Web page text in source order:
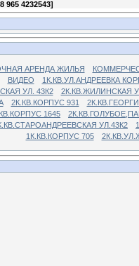
4232543]
АРЕНДА ЖИЛЬЯ
ВИДЕО
1К.КВ.УЛ.АНДРЕЕВКА
УЛ. 43К2
2К.КВ.ЖИЛИНСКАЯ
2К.КВ.КОРПУС 931
1645
УЛ.43К2
1К.КВ.КОРПУС 705